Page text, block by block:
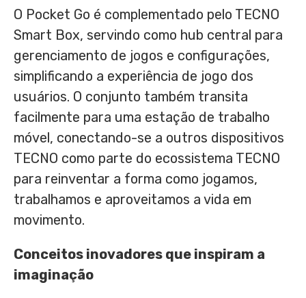
O Pocket Go é complementado pelo TECNO
Smart Box, servindo como hub central para
gerenciamento de jogos e configurações,
simplificando a experiência de jogo dos
usuários. O conjunto também transita
facilmente para uma estação de trabalho
móvel, conectando-se a outros dispositivos
TECNO como parte do ecossistema TECNO
para reinventar a forma como jogamos,
trabalhamos e aproveitamos a vida em
movimento.
Conceitos inovadores que inspiram a
imaginação